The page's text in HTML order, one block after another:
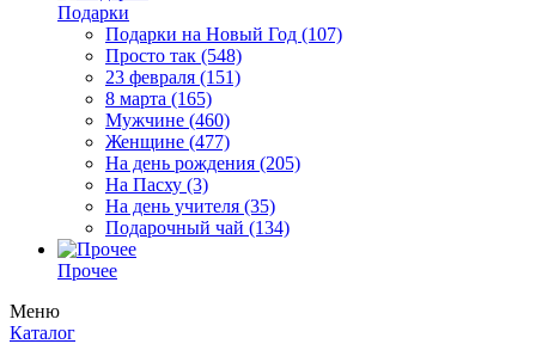
Подарки
Подарки на Новый Год (107)
Просто так (548)
23 февраля (151)
8 марта (165)
Мужчине (460)
Женщине (477)
На день рождения (205)
На Пасху (3)
На день учителя (35)
Подарочный чай (134)
Прочее
Меню
Каталог